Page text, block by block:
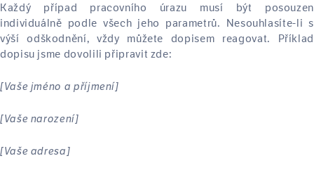
Každý případ pracovního úrazu musí být posouzen
individuálně podle všech jeho parametrů. Nesouhlasíte-li s
výší odškodnění, vždy můžete dopisem reagovat. Příklad
dopisu jsme dovolili připravit zde:
[Vaše jméno a příjmení]
[Vaše narození]
[Vaše adresa]